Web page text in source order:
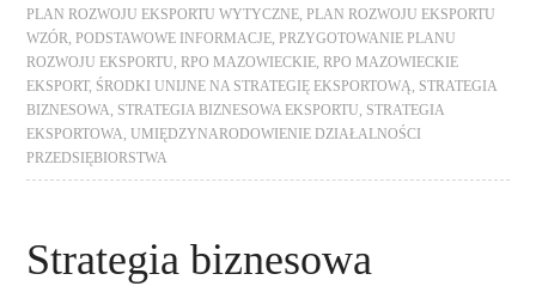
PLAN ROZWOJU EKSPORTU WYTYCZNE
PLAN ROZWOJU EKSPORTU
WZÓR
PODSTAWOWE INFORMACJE
PRZYGOTOWANIE PLANU
ROZWOJU EKSPORTU
RPO MAZOWIECKIE
RPO MAZOWIECKIE
EKSPORT, ŚRODKI UNIJNE NA STRATEGIĘ EKSPORTOWĄ
STRATEGIA
BIZNESOWA
STRATEGIA BIZNESOWA EKSPORTU
STRATEGIA
EKSPORTOWA
UMIĘDZYNARODOWIENIE DZIAŁALNOŚCI
PRZEDSIĘBIORSTWA
Strategia biznesowa